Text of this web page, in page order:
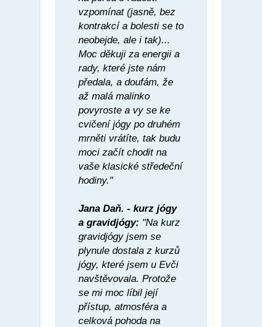
vzpomínat (jasně, bez
kontrakcí a bolesti se to
neobejde, ale i tak)...
Moc děkuji za energii a
rady, které jste nám
předala, a doufám, že
až malá malinko
povyroste a vy se ke
cvičení jógy po druhém
mrněti vrátíte, tak budu
moci začít chodit na
vaše klasické středeční
hodiny."
Jana Daň. - kurz jógy
a gravidjógy: "Na kurz
gravidjógy jsem se
plynule dostala z kurzů
jógy, které jsem u Evči
navštěvovala. Protože
se mi moc líbil její
přístup, atmosféra a
celková pohoda na